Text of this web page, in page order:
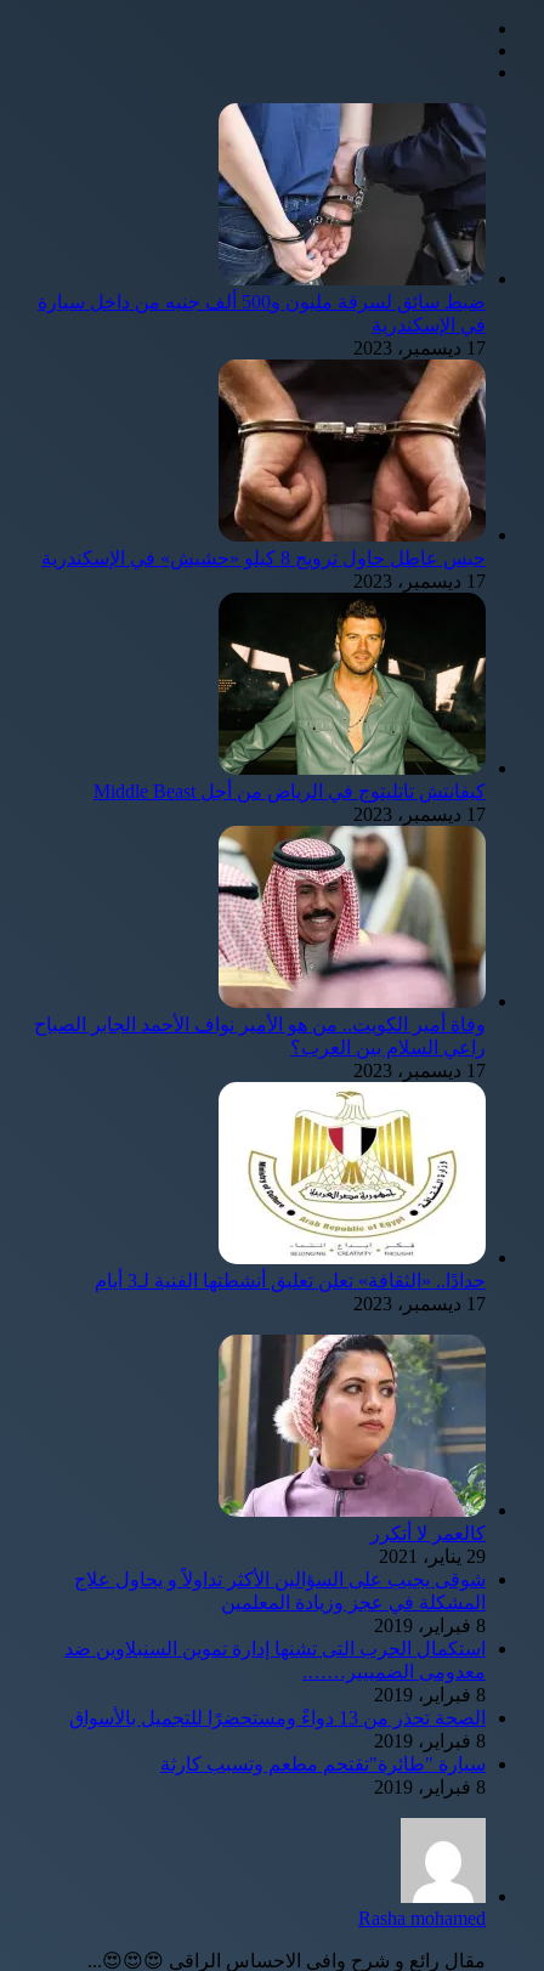
ضبط سائق لسرقة مليون و500 ألف جنيه من داخل سيارة
في الإسكندرية
17 ديسمبر، 2023
حبس عاطل حاول ترويج 8 كيلو «حشيش» في الإسكندرية
17 ديسمبر، 2023
كيفانتش تاتليتوج في الرياض من أجل Middle Beast
17 ديسمبر، 2023
وفاة أمير الكويت.. من هو الأمير نواف الأحمد الجابر الصباح
راعي السلام بين العرب؟
17 ديسمبر، 2023
حدادًا.. «الثقافة» تعلن تعليق أنشطتها الفنية لـ3 أيام
17 ديسمبر، 2023
كالعمر لا أتكرر
29 يناير، 2021
شوقى يجيب على السؤالين الأكثر تداولاً و يحاول علاج
المشكلة في عجز وزيادة المعلمين
8 فبراير، 2019
استكمال الحرب التى تشنها إدارة تموين السنبلاوين ضد
معدومى الضمييير…….
8 فبراير، 2019
الصحة تحذر من 13 دواءً ومستحضرًا للتجميل بالأسواق
8 فبراير، 2019
سيارة "طائرة"تقتحم مطعم وتسبب كارثة
8 فبراير، 2019
Rasha mohamed
مقال رائع و شرح وافي الاحساس الراقي 😍😍😍...